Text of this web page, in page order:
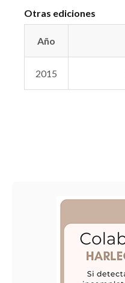
Otras ediciones
Año
2015